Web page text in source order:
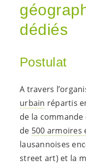
dédiés
Postulat
A travers
urbain répartis
de la
de 500 armoires
lausannoises
street art) et la